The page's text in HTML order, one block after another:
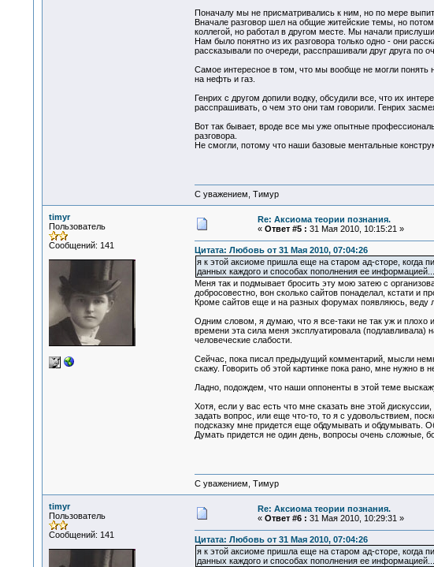
Поначалу мы не присматривались к ним, но по мере
Вначале разговор шел на общие житейские темы, но
коллегой, но работал в другом месте. Мы начали
Нам было понятно из их разговора только одно - они
рассказывали по очереди, расспрашивали друг друга по
Самое интересное в том, что мы вообще не могли понять
на нефть и газ.
Генрих с другом допили водку, обсудили все, что их
расспрашивать, о чем это они там говорили. Генрих
Вот так бывает, вроде все мы уже опытные
разговора.
Не смогли, потому что наши базовые ментальные
С уважением, Тимур
timyr
Пользователь
Сообщений: 141
Re: Аксиома теории познания.
« Ответ #5 : 31 Мая 2010, 10:15:21 »
Цитата: Любовь от 31 Мая 2010, 07:04:26
я к этой аксиоме пришла еще на старом ад-сторе, когда
данных каждого и способах пополнения ее информацией...
Меня так и подмывает бросить эту мою затею с
добросовестно, вон сколько сайтов понаделал, кстати и
Кроме сайтов еще и на разных форумах появляюсь, веду
Одним словом, я думаю, что я все-таки не так уж и плохо
времени эта сила меня эксплуатировала (подлавливала)
человеческие слабости.
Сейчас, пока писал предыдущий комментарий, мысли
скажу. Говорить об этой картинке пока рано, мне нужно
Ладно, подождем, что наши оппоненты в этой теме
Хотя, если у вас есть что мне сказать вне этой
задать вопрос, или еще что-то, то я с удовольствием,
подсказку мне придется еще обдумывать и обдумывать.
Думать придется не один день, вопросы очень сложные,
С уважением, Тимур
timyr
Пользователь
Сообщений: 141
Re: Аксиома теории познания.
« Ответ #6 : 31 Мая 2010, 10:29:31 »
Цитата: Любовь от 31 Мая 2010, 07:04:26
я к этой аксиоме пришла еще на старом ад-сторе, когда
данных каждого и способах пополнения ее информацией...